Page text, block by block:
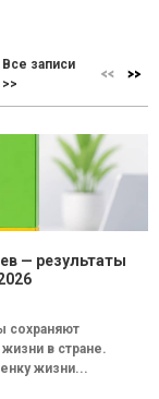
Все записи
>>
— результаты
сохраняют
в стране.
жизни...